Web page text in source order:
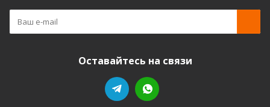
Оставайтесь на связи